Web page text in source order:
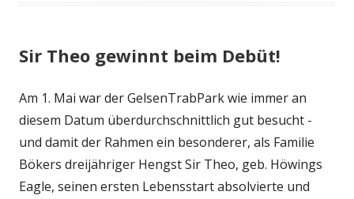
Sir Theo gewinnt beim Debüt!
Am 1. Mai war der GelsenTrabPark wie immer an
diesem Datum überdurchschnittlich gut besucht -
und damit der Rahmen ein besonderer, als Familie
Bökers dreijähriger Hengst Sir Theo, geb. Höwings
Eagle, seinen ersten Lebensstart absolvierte und